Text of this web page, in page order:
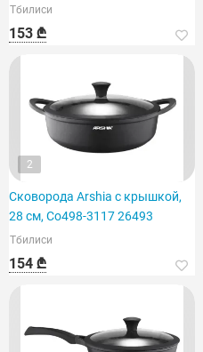
Тбилиси
153 ₾
2
Сковорода Arshia с крышкой,
28 см, Co498-3117 26493
Тбилиси
154 ₾